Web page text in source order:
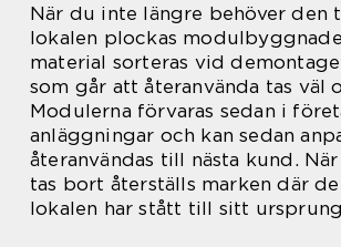
När du inte längre behöver den
lokalen plockas
material sorteras vid
som går att återanvända tas väl
Modulerna förvaras sedan i
anläggningar och kan sedan
återanvändas till nästa kund.
tas bort återställs marken där
lokalen har stått till sitt